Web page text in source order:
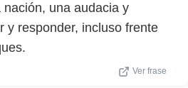
nación, una audacia y
y responder, incluso frente
Ver frase